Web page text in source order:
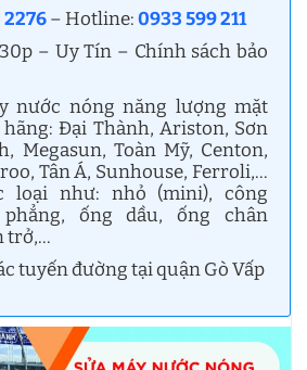
2276– Hotline:0933 599 211
– Uy Tín – Chính sách bảo
nước nóng năng lượng mặt
Đại Thành, Ariston, Sơn
Megasun, Toàn Mỹ, Centon,
Tân Á, Sunhouse, Ferroli,…
loại như: nhỏ (mini), công
ống dầu, ống chân
trở,…
tuyến đường tại quận Gò Vấp